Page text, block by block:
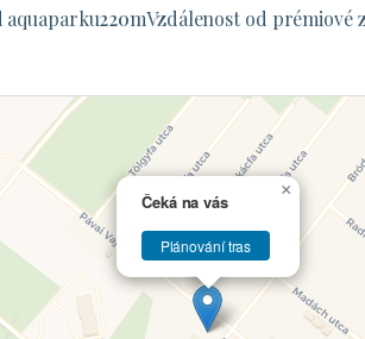
aquaparku220mVzdálenost od prémiové
Čeká na vás
Plánování tras
×